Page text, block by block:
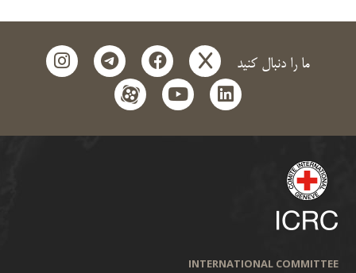
ما را دنبال کنید x
facebook
telegram
instagram
linkedin
youtube
aparat
INTERNATIONAL COMMITTEE